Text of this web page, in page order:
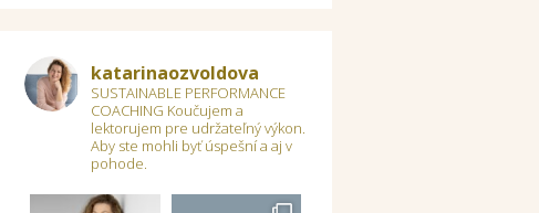
katarinaozvoldova
SUSTAINABLE PERFORMANCE
COACHING Koučujem a
lektorujem pre udržateľný výkon.
Aby ste mohli byť úspešní a aj v
pohode.